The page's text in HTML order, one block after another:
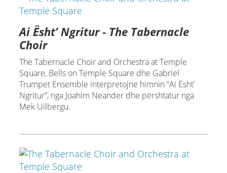
Ai Ësht’ Ngritur - The Tabernacle
Choir
The Tabernacle Choir and Orchestra at Temple
Square, Bells on Temple Square dhe Gabriel
Trumpet Ensemble interpretojnë himnin “Ai Ësht’
Ngritur”, nga Joahim Neander dhe përshtatur nga
Mek Uilbergu.